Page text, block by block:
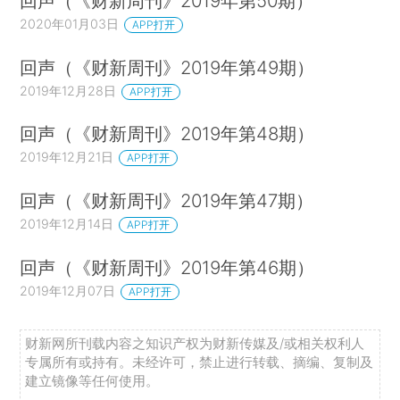
2020年01月03日 APP打开
回声（《财新周刊》2019年第49期）
2019年12月28日 APP打开
回声（《财新周刊》2019年第48期）
2019年12月21日 APP打开
回声（《财新周刊》2019年第47期）
2019年12月14日 APP打开
回声（《财新周刊》2019年第46期）
2019年12月07日 APP打开
财新网所刊载内容之知识产权为财新传媒及/或相关权利人
专属所有或持有。未经许可，禁止进行转载、摘编、复制及
建立镜像等任何使用。